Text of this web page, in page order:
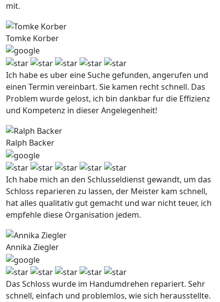
mit.
Tomke Korber
Ich habe es uber eine Suche gefunden, angerufen und
einen Termin vereinbart. Sie kamen recht schnell. Das
Problem wurde gelost, ich bin dankbar fur die Effizienz
und Kompetenz in dieser Angelegenheit!
Ralph Backer
Ich habe mich an den Schlusseldienst gewandt, um das
Schloss reparieren zu lassen, der Meister kam schnell,
hat alles qualitativ gut gemacht und war nicht teuer, ich
empfehle diese Organisation jedem.
Annika Ziegler
Das Schloss wurde im Handumdrehen repariert. Sehr
schnell, einfach und problemlos, wie sich herausstellte.